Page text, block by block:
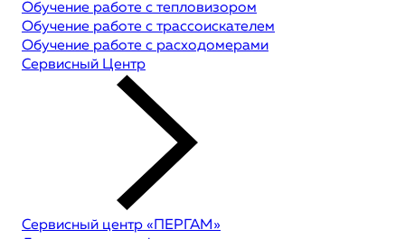
Обучение работе с тепловизором
Обучение работе с трассоискателем
Обучение работе с расходомерами
Сервисный Центр
Сервисный центр «ПЕРГАМ»